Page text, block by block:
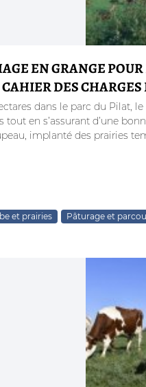
EN GRANGE
DES
dans le parc du Pilat,
tout en s’assurant d’une
implanté des prairies
et prairies Pâturage et